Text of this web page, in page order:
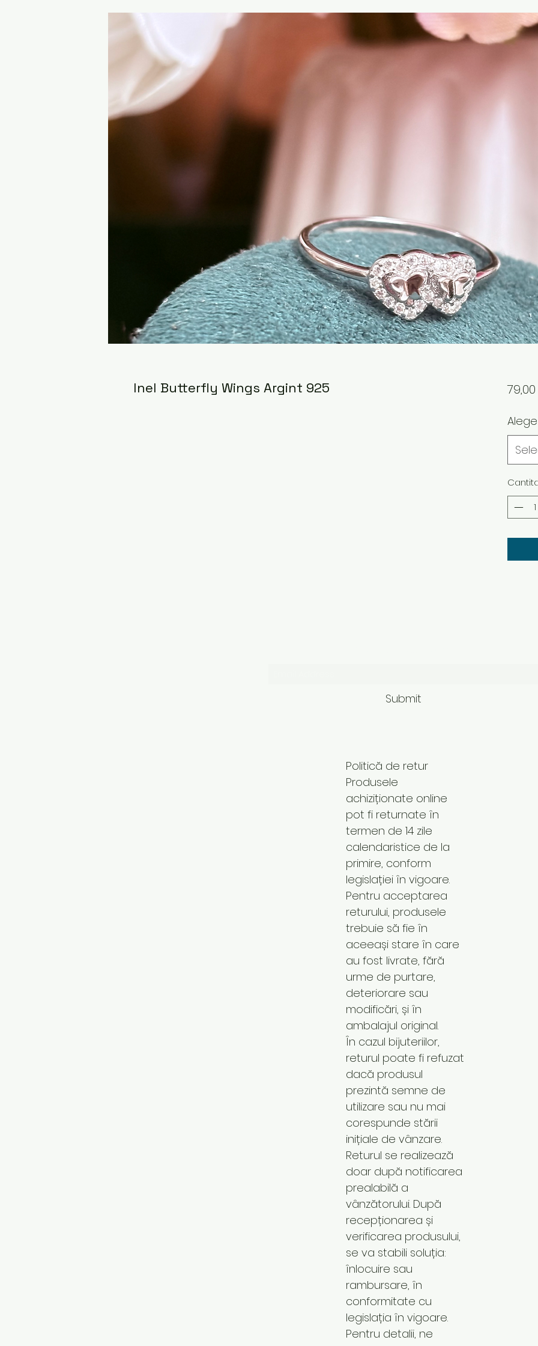
Inel Butterfly Wings Argint 925
Submit
Politică de retur
Produsele
achiziționate online
pot fi returnate în
termen de 14 zile
calendaristice de la
primire, conform
legislației în vigoare.
Pentru acceptarea
returului, produsele
trebuie să fie în
aceeași stare în care
au fost livrate, fără
urme de purtare,
deteriorare sau
modificări, și în
ambalajul original.
În cazul bijuteriilor,
returul poate fi refuzat
dacă produsul
prezintă semne de
utilizare sau nu mai
corespunde stării
inițiale de vânzare.
Returul se realizează
doar după notificarea
prealabilă a
vânzătorului. După
recepționarea și
verificarea produsului,
se va stabili soluția:
înlocuire sau
rambursare, în
conformitate cu
legislația în vigoare.
Pentru detalii, ne